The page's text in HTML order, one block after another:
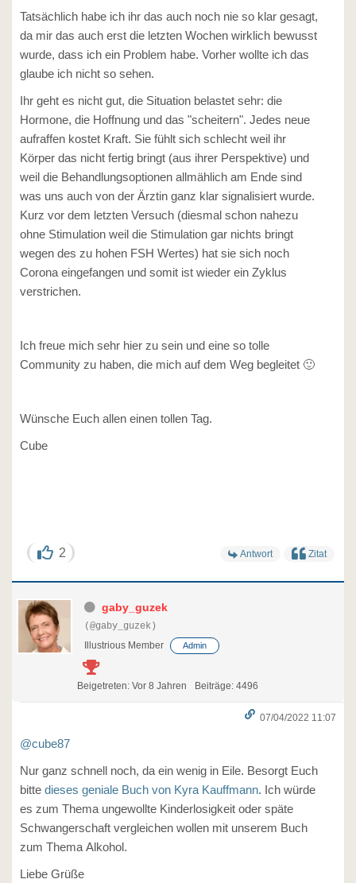
Tatsächlich habe ich ihr das auch noch nie so klar gesagt,
da mir das auch erst die letzten Wochen wirklich bewusst
wurde, dass ich ein Problem habe. Vorher wollte ich das
glaube ich nicht so sehen.
Ihr geht es nicht gut, die Situation belastet sehr: die
Hormone, die Hoffnung und das "scheitern". Jedes neue
aufraffen kostet Kraft. Sie fühlt sich schlecht weil ihr
Körper das nicht fertig bringt (aus ihrer Perspektive) und
weil die Behandlungsoptionen allmählich am Ende sind
was uns auch von der Ärztin ganz klar signalisiert wurde.
Kurz vor dem letzten Versuch (diesmal schon nahezu
ohne Stimulation weil die Stimulation gar nichts bringt
wegen des zu hohen FSH Wertes) hat sie sich noch
Corona eingefangen und somit ist wieder ein Zyklus
verstrichen.
Ich freue mich sehr hier zu sein und eine so tolle
Community zu haben, die mich auf dem Weg begleitet 🙂
Wünsche Euch allen einen tollen Tag.
Cube
2 Antwort Zitat
gaby_guzek
(@gaby_guzek)
Illustrious Member
Admin
Beigetreten: Vor 8 Jahren Beiträge: 4496
07/04/2022 11:07
@cube87
Nur ganz schnell noch, da ein wenig in Eile. Besorgt Euch
bitte dieses geniale Buch von Kyra Kauffmann. Ich würde
es zum Thema ungewollte Kinderlosigkeit oder späte
Schwangerschaft vergleichen wollen mit unserem Buch
zum Thema Alkohol.
Liebe Grüße